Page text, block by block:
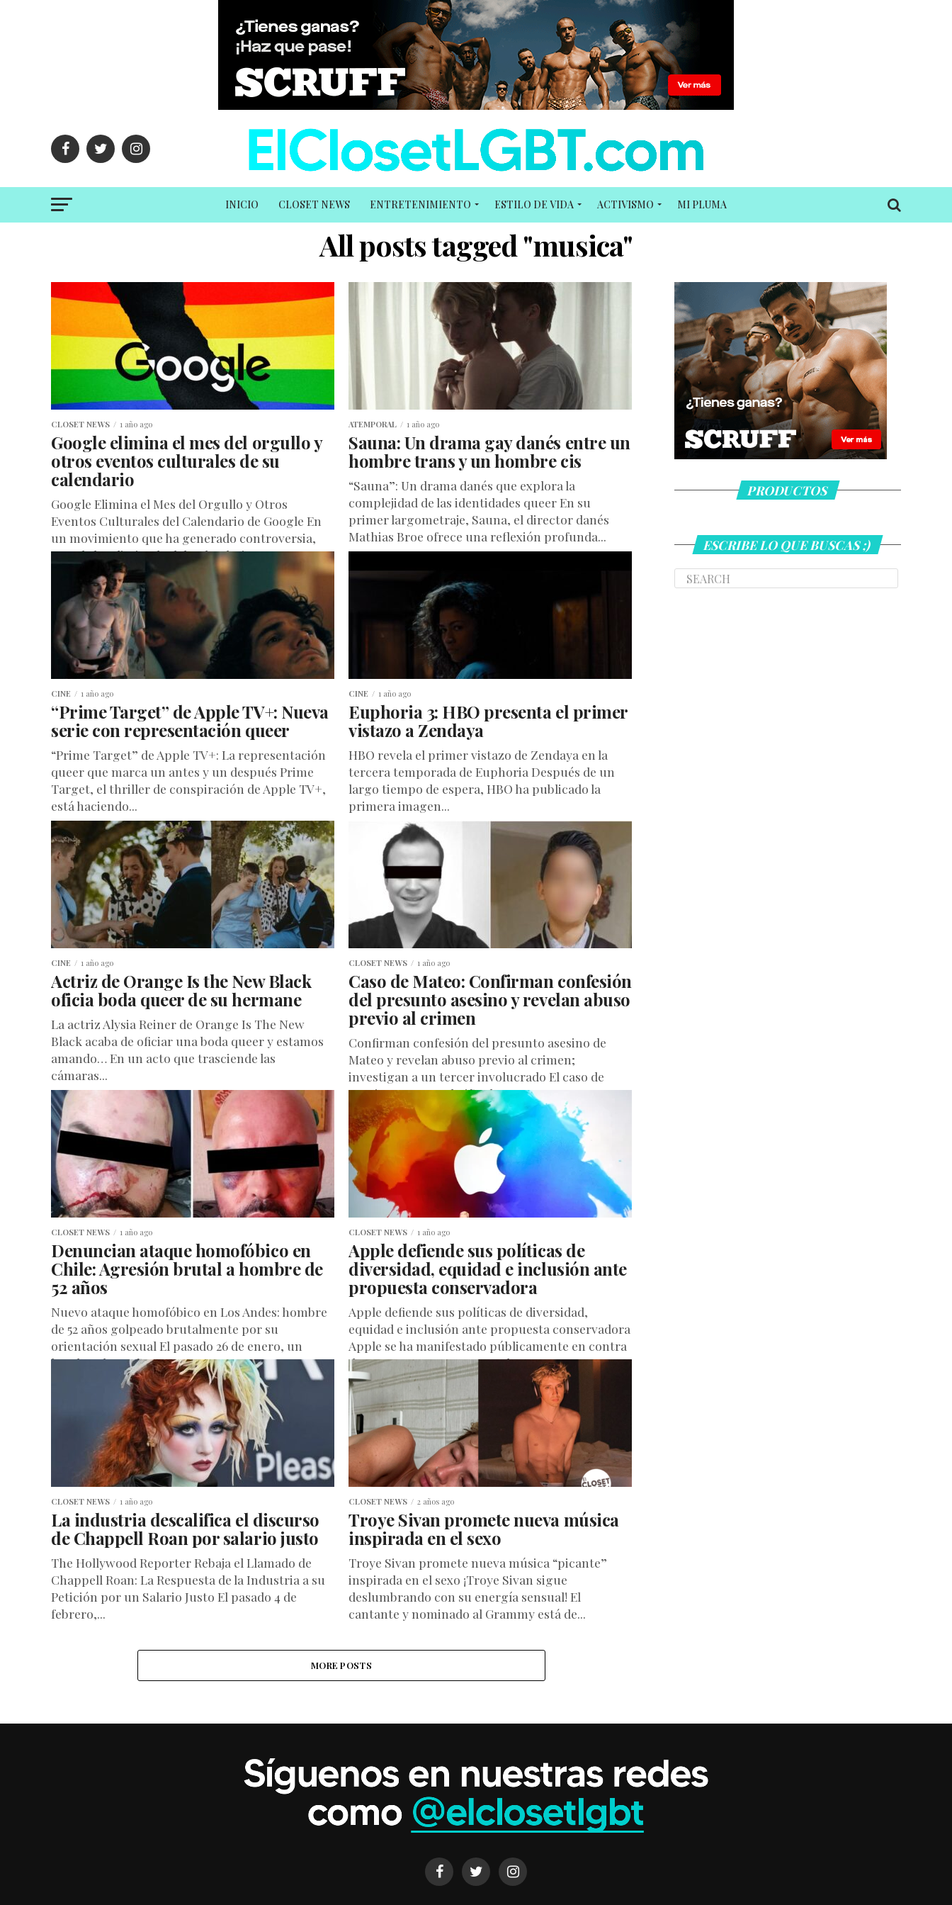
INICIO CLOSET NEWS ENTRETENIMIENTO ESTILO DE VIDA ACTIVISMO MI PLUMA
All posts tagged "musica"
CLOSET NEWS 1 año ago
Google elimina el mes del orgullo y
otros eventos culturales de su
calendario
Google Elimina el Mes del Orgullo y Otros
Eventos Culturales del Calendario de Google En
un movimiento que ha generado controversia,
Google ha eliminado del Calendario...
ATEMPORAL 1 año ago
Sauna: Un drama gay danés entre un
hombre trans y un hombre cis
“Sauna”: Un drama danés que explora la
complejidad de las identidades queer En su
primer largometraje, Sauna, el director danés
Mathias Broe ofrece una reflexión profunda...
CINE 1 año ago
“Prime Target” de Apple TV+: Nueva
serie con representación queer
“Prime Target” de Apple TV+: La representación
queer que marca un antes y un después Prime
Target, el thriller de conspiración de Apple TV+,
está haciendo...
CINE 1 año ago
Euphoria 3: HBO presenta el primer
vistazo a Zendaya
HBO revela el primer vistazo de Zendaya en la
tercera temporada de Euphoria Después de un
largo tiempo de espera, HBO ha publicado la
primera imagen...
CINE 1 año ago
Actriz de Orange Is the New Black
oficia boda queer de su hermane
La actriz Alysia Reiner de Orange Is The New
Black acaba de oficiar una boda queer y estamos
amando… En un acto que trasciende las
cámaras...
CLOSET NEWS 1 año ago
Caso de Mateo: Confirman confesión
del presunto asesino y revelan abuso
previo al crimen
Confirman confesión del presunto asesino de
Mateo y revelan abuso previo al crimen;
investigan a un tercer involucrado El caso de
Santiago Mateo, el niño de...
CLOSET NEWS 1 año ago
Denuncian ataque homofóbico en
Chile: Agresión brutal a hombre de
52 años
Nuevo ataque homofóbico en Los Andes: hombre
de 52 años golpeado brutalmente por su
orientación sexual El pasado 26 de enero, un
hombre de 52 años...
CLOSET NEWS 1 año ago
Apple defiende sus políticas de
diversidad, equidad e inclusión ante
propuesta conservadora
Apple defiende sus políticas de diversidad,
equidad e inclusión ante propuesta conservadora
Apple se ha manifestado públicamente en contra
de una propuesta presentada por un grupo...
CLOSET NEWS 1 año ago
La industria descalifica el discurso
de Chappell Roan por salario justo
The Hollywood Reporter Rebaja el Llamado de
Chappell Roan: La Respuesta de la Industria a su
Petición por un Salario Justo El pasado 4 de
febrero,...
CLOSET NEWS 2 años ago
Troye Sivan promete nueva música
inspirada en el sexo
Troye Sivan promete nueva música “picante”
inspirada en el sexo ¡Troye Sivan sigue
deslumbrando con su energía sensual! El
cantante y nominado al Grammy está de...
MORE POSTS
PRODUCTOS
ESCRIBE LO QUE BUSCAS ;)